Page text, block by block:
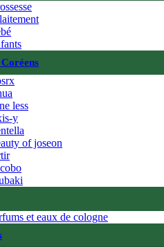
less
y
of joseon
et eaux de cologne